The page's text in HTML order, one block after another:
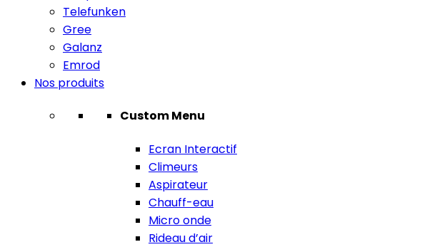
Telefunken
Gree
Galanz
Emrod
Nos produits
Custom Menu
Ecran Interactif
Climeurs
Aspirateur
Chauff-eau
Micro onde
Rideau d’air